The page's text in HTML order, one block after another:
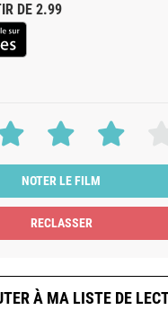
DE 2.99
NOTER LE FILM
À MA LISTE DE